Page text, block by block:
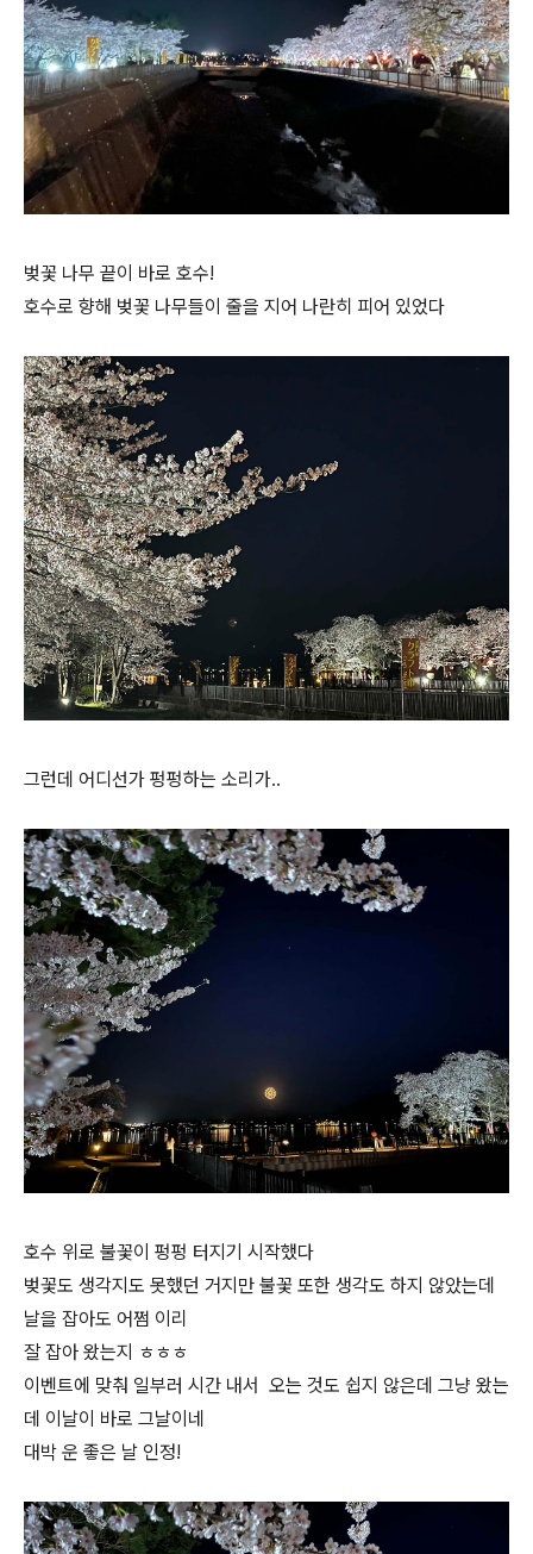
벚꽃 나무 끝이 바로 호수!
호수로 향해 벚꽃 나무들이 줄을 지어 나란히 피어 있었다
그런데 어디선가 펑펑하는 소리가..
호수 위로 불꽃이 펑펑 터지기 시작했다
벚꽃도 생각지도 못했던 거지만 불꽃 또한 생각도 하지 않았는데
날을 잡아도 어쩜 이리
잘 잡아 왔는지 ㅎㅎㅎ
이벤트에 맞춰 일부러 시간 내서 오는 것도 쉽지 않은데 그냥 왔는
데 이날이 바로 그날이네
대박 운 좋은 날 인정!